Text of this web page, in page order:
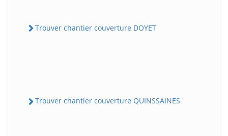
Trouver chantier couverture DOYET
Trouver chantier couverture QUINSSAINES